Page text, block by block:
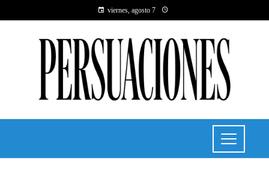
viernes, agosto 7